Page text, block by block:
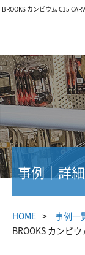
BROOKS カンビウム C15
事例｜詳細
HOME
事例一
BROOKS カンビ